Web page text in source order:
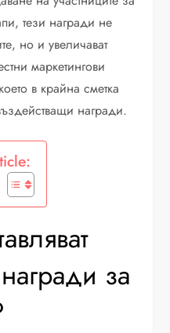
тези награди не
но и увеличават
маркетингови
в крайна сметка
награди.
за